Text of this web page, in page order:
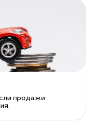
продажи